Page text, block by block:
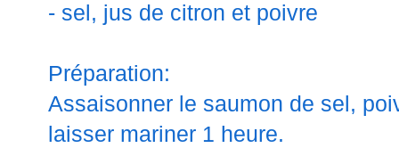
- sel, jus de citron et poivre
Préparation:
Assaisonner le saumon de sel,
laisser mariner 1 heure.